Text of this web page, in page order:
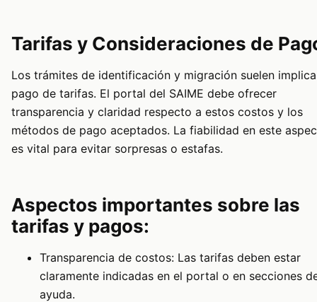
Tarifas y Consideraciones de
Los trámites de identificación y migración suelen
pago de tarifas. El portal del SAIME debe ofrecer
transparencia y claridad respecto a estos costos y los
métodos de pago aceptados. La fiabilidad en este
es vital para evitar sorpresas o estafas.
Aspectos importantes sobre las
tarifas y pagos:
Transparencia de costos: Las tarifas deben estar
claramente indicadas en el portal o en secciones
ayuda.